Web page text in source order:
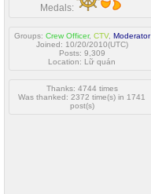
Medals:
Groups: Crew Officer, CTV, Moderator
Joined: 10/20/2010(UTC)
Posts: 9,309
Location: Lữ quán
Thanks: 4744 times
Was thanked: 2372 time(s) in 1741
post(s)